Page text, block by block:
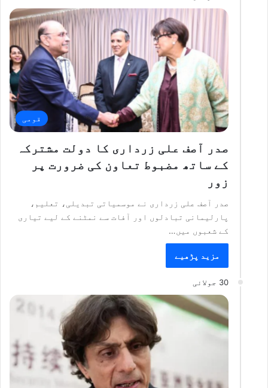
قومی
صدر آصف علی زرداری کا دولت مشترکہ
کے ساتھ مضبوط تعاون کی ضرورت پر
زور
صدر آصف علی زرداری نے موسمیاتی تبدیلی، تعلیم،
پارلیمانی تبادلوں اور آفات سے نمٹنے کے لیے تیاری
کے شعبوں میں…
مزید پڑھیے
30 جولائی